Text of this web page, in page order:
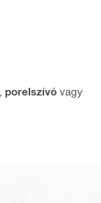
porelszívó vagy